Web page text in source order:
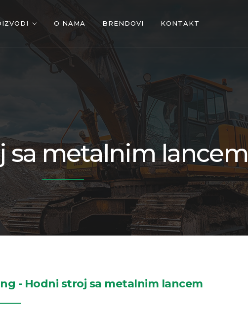
O NAMA BRENDOVI KONTAKT
sa metalnim lancem
- Hodni stroj sa metalnim lancem